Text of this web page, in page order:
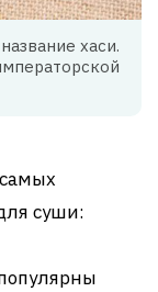
хаси.
суши: